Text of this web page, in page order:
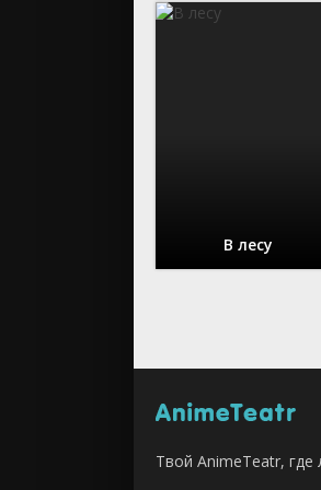
В лесу
Твой AnimeTeatr, где